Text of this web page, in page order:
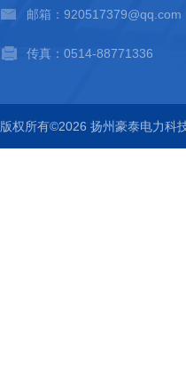
邮箱：920517379@qq.com
传真：0514-88771336
版权所有©2026 扬州豪泰电力科